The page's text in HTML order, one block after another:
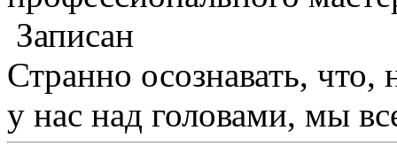
Записан
Странно осознавать,
у нас над головами, мы